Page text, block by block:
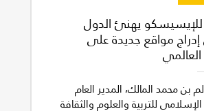
للإيسيسكو يهنئ الدول
إدراج مواقع جديدة على
العالمي
بن محمد المالك، المدير العام
للتربية والعلوم والثقافة